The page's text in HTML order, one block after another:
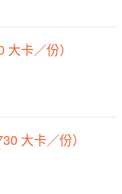
卡／份）
大卡／份）